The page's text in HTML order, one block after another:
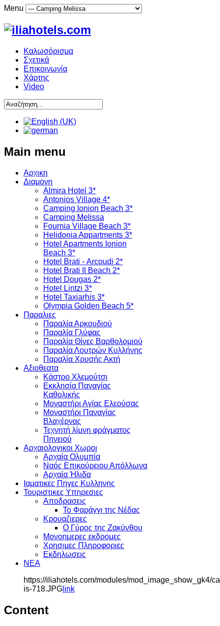
Menu
Καλωσόρισμα
Σχετικά
Επικοινωνία
Χάρτης
Video
Main menu
Αρχικη
Διαμονη
Almira Hotel 3*
Antonios Village 4*
Camping Ionion Beach 3*
Camping Melissa
Fournia Village Beach 3*
Helidonia Appartments 3*
Hotel Apartments Ionion
Beach 3*
Hotel Brati - Αrcoudi 2*
Hotel Brati II Beach 2*
Hotel Dougas 2*
Hotel Lintzi 3*
Hotel Taxiarhis 3*
Olympia Golden Beach 5*
Παραλιες
Παραλία Αρκουδιού
Παραλία Γλύφας
Παραλία Θίνες Βαρθολομιού
Παραλία Λουτρών Κυλλήνης
Παραλία Χρυσής Ακτή
Αξιοθεατα
Κάστρο Χλεμούτσι
Εκκλησία Παναγίας
Καθολικής
Μοναστήρι Αγίας Ελεούσας
Μοναστήρι Παναγίας
Βλαχέρνας
Τεχνητή λίμνη φράγματος
Πηνειού
Αρχαιολογικοι Χωροι
Αρχαία Ολυμπία
Ναός Επικούρειου Απόλλωνα
Αρχαία Ήλιδα
Ιαματικες Πηγες Κυλληνης
Τουριστικες Υπηρεσιες
Αποδρασεις
Το Φαράγγι της Νέδας
Κρουαζιερες
Ο Γύρος της Ζακύνθου
Μονοημερες εκδρομες
Χρησιμες Πληροφοριες
Εκδηλωσεις
ΝΕΑ
https://iliahotels.com/modules/mod_image_show_gk4/
is-718.JPG link
Content